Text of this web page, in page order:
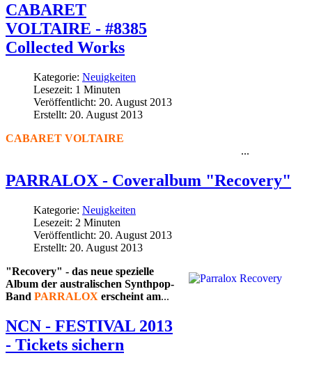
CABARET
VOLTAIRE - #8385
Collected Works
Kategorie: Neuigkeiten
Lesezeit: 1 Minuten
Veröffentlicht: 20. August 2013
Erstellt: 20. August 2013
CABARET VOLTAIRE
...
PARRALOX - Coveralbum "Recovery"
Kategorie: Neuigkeiten
Lesezeit: 2 Minuten
Veröffentlicht: 20. August 2013
Erstellt: 20. August 2013
"Recovery" - das neue spezielle
Album der australischen Synthpop-
Band PARRALOX erscheint am...
NCN - FESTIVAL 2013
- Tickets sichern